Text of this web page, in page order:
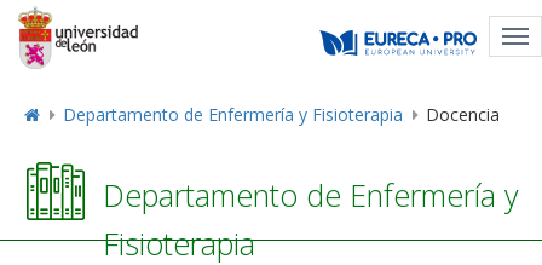
Departamento de Enfermería y Fisioterapia Docencia
Departamento de Enfermería y
Fisioterapia